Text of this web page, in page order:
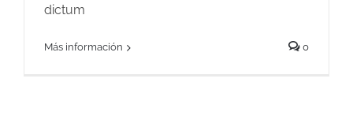
dictum
Más información 0